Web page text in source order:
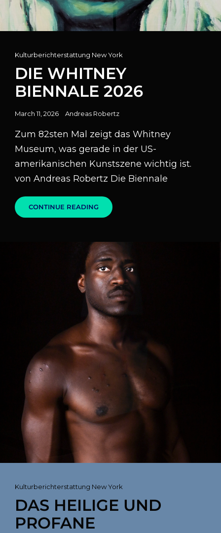
Cat
Links
Kulturberichterstattung New York
DIE WHITNEY
BIENNALE 2026
Posted
March 11, 2026 Andreas Robertz
Zum 82sten Mal zeigt das Whitney
Museum, was gerade in der US-
amerikanischen Kunstszene wichtig ist.
von Andreas Robertz Die Biennale
CONTINUE READING
WHITNEY
Cat
Links
Kulturberichterstattung New York
DAS HEILIGE UND
PROFANE